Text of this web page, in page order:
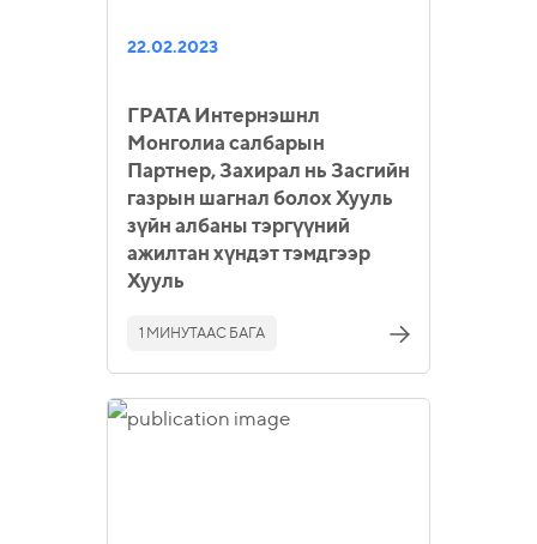
22.02.2023
ГРАТА Интернэшнл
Монголиа салбарын
Партнер, Захирал нь Засгийн
газрын шагнал болох Хууль
зүйн албаны тэргүүний
ажилтан хүндэт тэмдгээр
Хууль
1 МИНУТААС БАГА